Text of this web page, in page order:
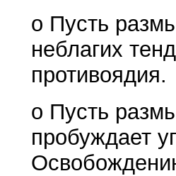
o Пусть
неблагих
противоядия.
o Пусть
пробуждает